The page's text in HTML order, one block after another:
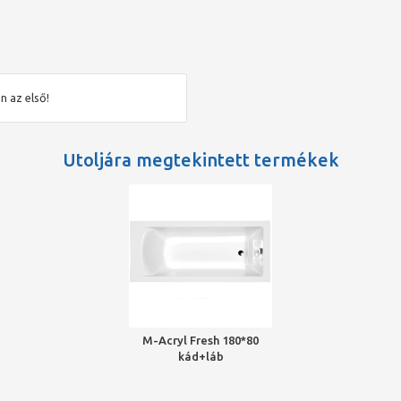
az első!
Utoljára megtekintett termékek
M-Acryl Fresh 180*80
kád+láb